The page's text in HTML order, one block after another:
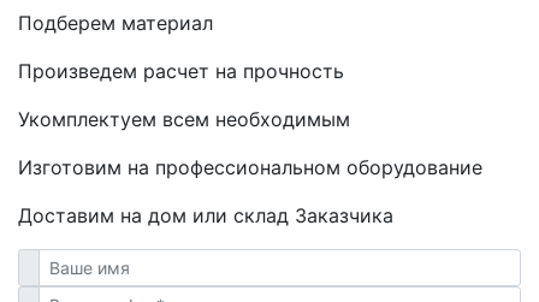
Подберем материал
Произведем расчет на прочность
Укомплектуем всем необходимым
Изготовим на профессиональном оборудование
Доставим на дом или склад Заказчика